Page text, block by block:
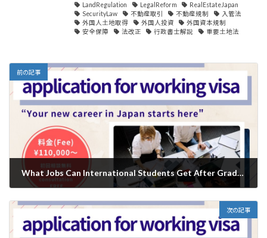
LandRegulation
LegalReform
RealEstateJapan
SecurityLaw
不動産取引 不動産規制
入管法
外国人土地取得
外国人投資
外国資本規制
安全保障
法改正 行政書士解説 重要土地法
前の記事
What Jobs Can International Students Get After Graduating from a Vocational School in Japan?/日本の専門学校を卒業した留学生はどんな仕事に就ける？
次の記事